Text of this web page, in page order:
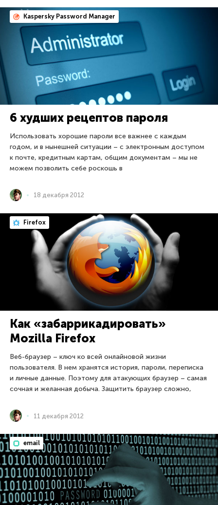
Kaspersky Password Manager
6 худших рецептов пароля
Использовать хорошие пароли все важнее с каждым
годом, и в нынешней ситуации – с электронным доступом
к почте, кредитным картам, общим документам – мы не
можем позволить себе роскошь в
18 декабря 2012
Firefox
Как «забаррикадировать»
Mozilla Firefox
Веб-браузер – ключ ко всей онлайновой жизни
пользователя. В нем хранятся история, пароли, переписка
и личные данные. Поэтому для атакующих браузер – самая
сочная и желанная добыча. Защитить браузер сложно,
11 декабря 2012
email